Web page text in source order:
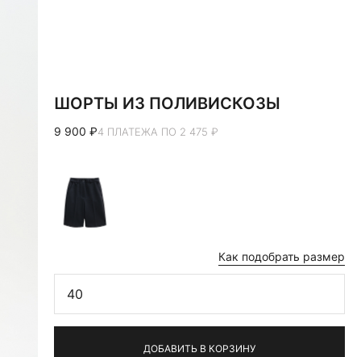
ШОРТЫ ИЗ ПОЛИВИСКОЗЫ
9 900 ₽4 ПЛАТЕЖА ПО 2 475 ₽
Как подобрать размер
40
ДОБАВИТЬ В КОРЗИНУ